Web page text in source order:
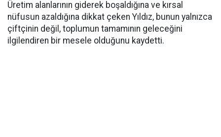
Üretim alanlarının giderek boşaldığına ve kırsal
nüfusun azaldığına dikkat çeken Yıldız, bunun yalnızca
çiftçinin değil, toplumun tamamının geleceğini
ilgilendiren bir mesele olduğunu kaydetti.